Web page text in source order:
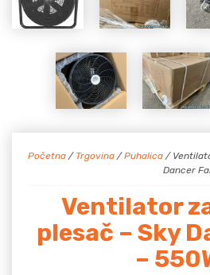
Početna / Trgovina /Puhalica /
Dancer
Ventilator
plesač – Sky
–